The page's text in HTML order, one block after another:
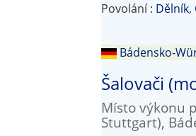
Povolání : Dělník,
Bádensko-
Šalovači
Místo výkonu
Stuttgart),